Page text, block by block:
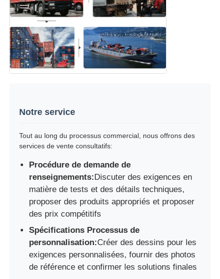
Notre service
Tout au long du processus commercial, nous offrons des
services de vente consultatifs:
Procédure de demande de
renseignements:Discuter des exigences en
matière de tests et des détails techniques,
proposer des produits appropriés et proposer
des prix compétitifs
Spécifications Processus de
personnalisation:Créer des dessins pour les
exigences personnalisées, fournir des photos
de référence et confirmer les solutions finales